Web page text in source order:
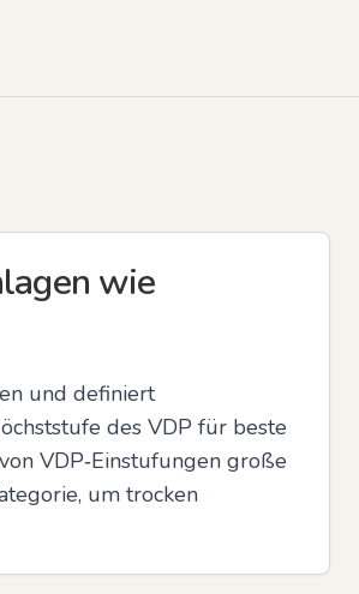
wie
und definiert
des VDP für beste
VDP‑Einstufungen große
um trocken